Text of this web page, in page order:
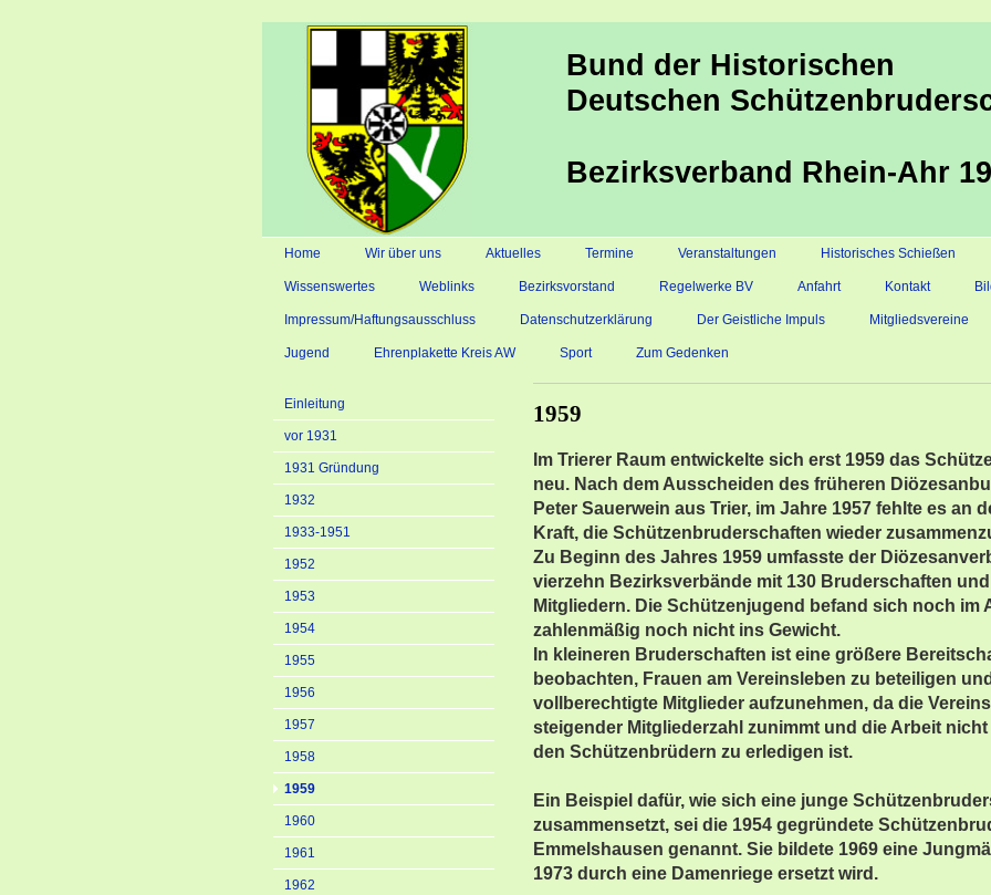
Bund der Historischen
Deutschen
Bezirksverband Rhein-Ahr
Home Wir über uns Aktuelles Termine Veranstaltungen Historisches Schießen
Wissenswertes Weblinks Bezirksvorstand Regelwerke BV Anfahrt Kontakt
Impressum/Haftungsausschluss Datenschutzerklärung Der Geistliche Impuls Mitgliedsvereine
Jugend Ehrenplakette Kreis AW Sport Zum Gedenken
Einleitung
vor 1931
1931 Gründung
1932
1933-1951
1952
1953
1954
1955
1956
1957
1958
1959
1960
1961
1962
1959
Im Trierer Raum entwickelte sich erst 1959 das
neu. Nach dem Ausscheiden des früheren
Peter Sauerwein aus Trier, im Jahre 1957 fehlte es an
Kraft, die Schützenbruderschaften wieder
Zu Beginn des Jahres 1959 umfasste der
vierzehn Bezirksverbände mit 130 Bruderschaften
Mitgliedern. Die Schützenjugend befand sich noch im
zahlenmäßig noch nicht ins Gewicht.
In kleineren Bruderschaften ist eine größere
beobachten, Frauen am Vereinsleben zu beteiligen
vollberechtigte Mitglieder aufzunehmen, da die
steigender Mitgliederzahl zunimmt und die Arbeit
den Schützenbrüdern zu erledigen ist.
Ein Beispiel dafür, wie sich eine junge
zusammensetzt, sei die 1954 gegründete
Emmelshausen genannt. Sie bildete 1969 eine
1973 durch eine Damenriege ersetzt wird.